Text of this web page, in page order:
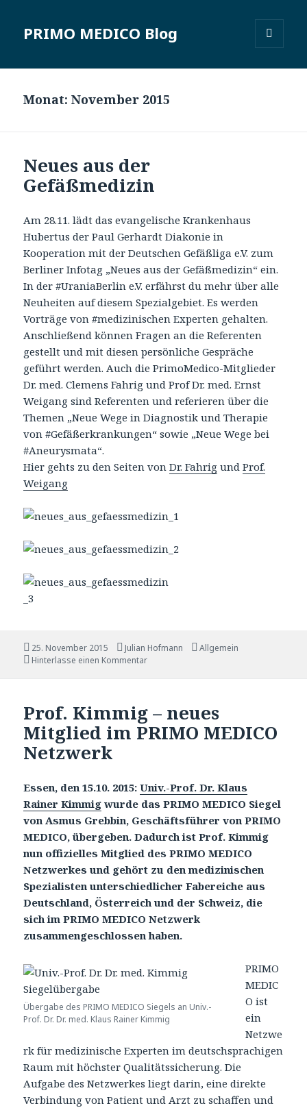
PRIMO MEDICO Blog
Monat: November 2015
Neues aus der
Gefäßmedizin
Am 28.11. lädt das evangelische Krankenhaus
Hubertus der Paul Gerhardt Diakonie in
Kooperation mit der Deutschen Gefäßliga e.V. zum
Berliner Infotag „Neues aus der Gefäßmedizin“ ein.
In der ‪#‎UraniaBerlin‬ e.V. erfährst du mehr über alle
Neuheiten auf diesem Spezialgebiet. Es werden
Vorträge von ‪#medizinischen Experten‬ gehalten.
Anschließend können Fragen an die Referenten
gestellt und mit diesen persönliche Gespräche
geführt werden. Auch die PrimoMedico-Mitglieder
Dr. med. Clemens Fahrig und Prof Dr. med. Ernst
Weigang sind Referenten und referieren über die
Themen „Neue Wege in Diagnostik und Therapie
von ‪#‎Gefäßerkrankungen‬“ sowie „Neue Wege bei
‪#‎Aneurysmata‬“.
Hier gehts zu den Seiten vonDr. Fahrig undProf.
Weigang
Veröffentlicht
am
25. November 2015 Autor
Julian Hofmann Katgeorien
Allgemein
Hinterlasse einen Kommentar
Prof. Kimmig – neues
Mitglied im PRIMO MEDICO
Netzwerk
Essen, den 15.10. 2015:Univ.-Prof. Dr. Klaus
Rainer Kimmig wurde das PRIMO MEDICO Siegel
von Asmus Grebbin, Geschäftsführer von PRIMO
MEDICO, übergeben. Dadurch ist Prof. Kimmig
nun offizielles Mitglied des PRIMO MEDICO
Netzwerkes und gehört zu den medizinischen
Spezialisten unterschiedlicher Fabereiche aus
Deutschland, Österreich und der Schweiz, die
sich im PRIMO MEDICO Netzwerk
zusammengeschlossen haben.
Übergabe des PRIMO MEDICO Siegels an Univ.-
Prof. Dr. Dr. med. Klaus Rainer Kimmig
PRIMO
MEDIC
O ist
ein
Netzwe
rk für medizinische Experten im deutschsprachigen
Raum mit höchster Qualitätssicherung. Die
Aufgabe des Netzwerkes liegt darin, eine direkte
Verbindung von Patient und Arzt zu schaffen und